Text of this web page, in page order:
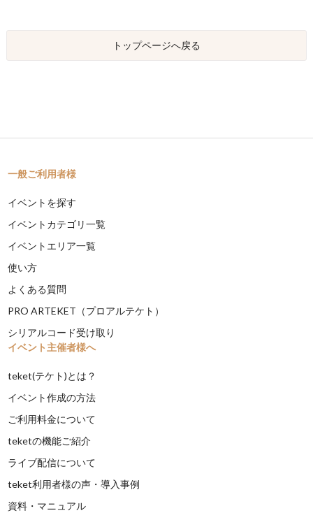
トップページへ戻る
一般ご利用者様
イベントを探す
イベントカテゴリ一覧
イベントエリア一覧
使い方
よくある質問
PRO ARTEKET（プロアルテケト）
シリアルコード受け取り
イベント主催者様へ
teket(テケト)とは？
イベント作成の方法
ご利用料金について
teketの機能ご紹介
ライブ配信について
teket利用者様の声・導入事例
資料・マニュアル